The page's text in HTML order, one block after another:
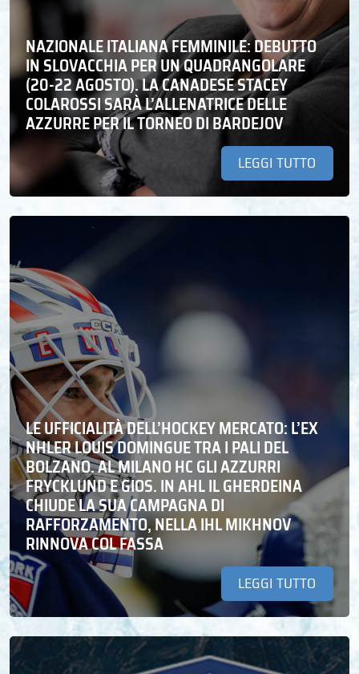
NAZIONALE ITALIANA FEMMINILE: DEBUTTO
IN SLOVACCHIA PER UN QUADRANGOLARE
(20-22 AGOSTO). LA CANADESE STACEY
COLAROSSI SARÀ L’ALLENATRICE DELLE
AZZURRE PER IL TORNEO DI BARDEJOV
LEGGI TUTTO
LE UFFICIALITÀ DELL’HOCKEY MERCATO: L’EX
NHLER LOUIS DOMINGUE TRA I PALI DEL
BOLZANO. AL MILANO HC GLI AZZURRI
FRYCKLUND E GIOS. IN AHL IL GHERDEINA
CHIUDE LA SUA CAMPAGNA DI
RAFFORZAMENTO, NELLA IHL MIKHNOV
RINNOVA COL FASSA
LEGGI TUTTO